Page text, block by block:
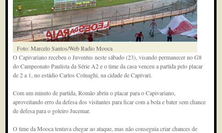
Foto: Marcelo Santos/Web Radio Mooca
O Capivariano recebeu o Juventus neste sábado (23), visando permanecer no G8
do Campeonato Paulista da Série A2 e o time da casa venceu a partida pelo placar
de 2 a 1, no estádio Carlos Colnaghi, na cidade de Capivari.
Com um minuto de partida, Romão abriu o placar para o Capivariano,
aproveitando erro da defesa dos visitantes para ficar com a bola e bater sem chance
de defesa para o goleiro Jucemar.
O time da Mooca tentava chegar ao ataque, mas não conseguia criar chances de